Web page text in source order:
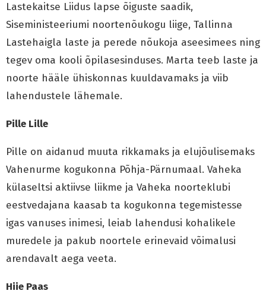
Lastekaitse Liidus lapse õiguste saadik,
Siseministeeriumi noortenõukogu liige, Tallinna
Lastehaigla laste ja perede nõukoja aseesimees ning
tegev oma kooli õpilasesinduses. Marta teeb laste ja
noorte hääle ühiskonnas kuuldavamaks ja viib
lahendustele lähemale.
Pille Lille
Pille on aidanud muuta rikkamaks ja elujõulisemaks
Vahenurme kogukonna Põhja-Pärnumaal. Vaheka
külaseltsi aktiivse liikme ja Vaheka noorteklubi
eestvedajana kaasab ta kogukonna tegemistesse
igas vanuses inimesi, leiab lahendusi kohalikele
muredele ja pakub noortele erinevaid võimalusi
arendavalt aega veeta.
Hiie Paas